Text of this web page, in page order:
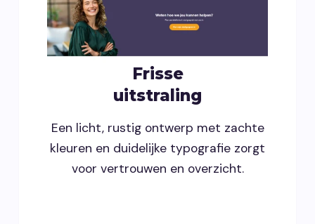
Frisse
uitstraling
Een licht, rustig ontwerp met zachte
kleuren en duidelijke typografie zorgt
voor vertrouwen en overzicht.